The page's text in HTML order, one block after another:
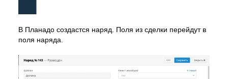
В Планадо создастся наряд. Поля из сделки перейдут в
поля наряда.